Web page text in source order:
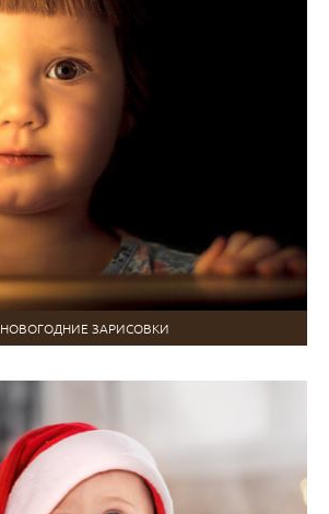
НОВОГОДНИЕ ЗАРИСОВКИ